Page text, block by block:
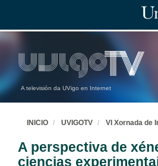
A televisión da UVigo en Internet
INICIO UVIGOTV VI Xornada de
A perspectiva de
ciencias